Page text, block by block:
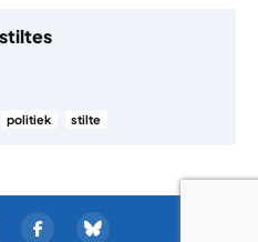
politiek stilte